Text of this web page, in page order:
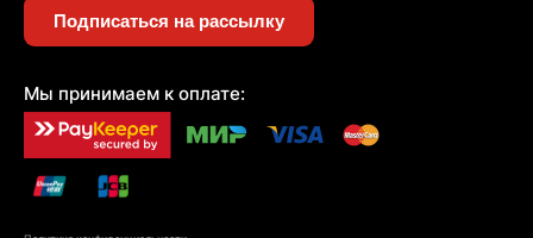
Подписаться на рассылку
Мы принимаем к оплате: